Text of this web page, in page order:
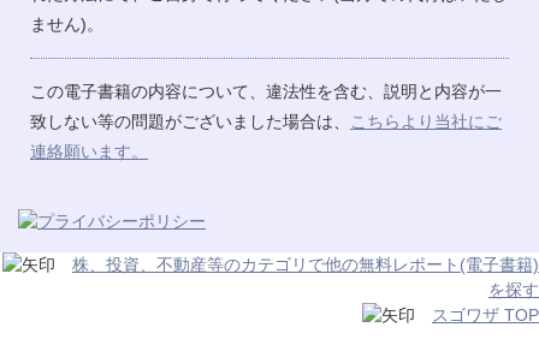
ません)。
この電子書籍の内容について、違法性を含む、説明と内容が一
致しない等の問題がございました場合は、
こちらより当社にご
連絡願います。
株、投資、不動産等のカテゴリで他の無料レポート(電子書籍)
を探す
スゴワザ TOP